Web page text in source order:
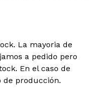
La mayoria de
a pedido pero
En el caso de
producción.